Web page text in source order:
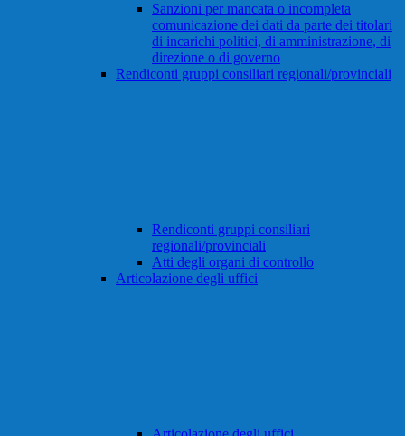
Sanzioni per mancata o incompleta
comunicazione dei dati da parte dei titolari
di incarichi politici, di amministrazione, di
direzione o di governo
Rendiconti gruppi consiliari regionali/provinciali
Rendiconti gruppi consiliari
regionali/provinciali
Atti degli organi di controllo
Articolazione degli uffici